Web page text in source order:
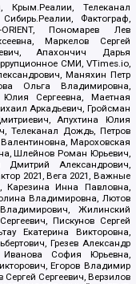
Крым.Реалии, Телеканал
Фактограф,
Пономарев Лев
Маркелов Сергей
Апахончич Дарья
СМИ, VTimes.io,
Маняхин Петр
Ольга Владимировна,
Сергеевна, Маетная
Аркадьевич, Гройсман
Апухтина Юлия
Телеканал Дождь, Петров
Мароховская
Шлейнов Роман Юрьевич,
Александрович,
2021, Вега 2021, Важные
Карезина Инна Павловна,
Владимировна, Лютов
Жилинский
Пискунов Сергей
Екатерина Викторовна,
Грезев Александр
Иванова София Юрьевна,
Егоров Владимир
Сергеевич, Верзилов